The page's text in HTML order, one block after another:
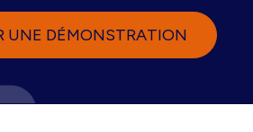
UNE DÉMONSTRATION